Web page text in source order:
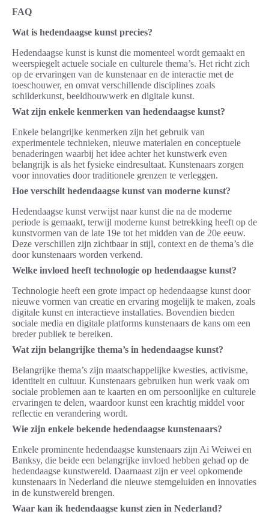
FAQ
Wat is hedendaagse kunst precies?
Hedendaagse kunst is kunst die momenteel wordt gemaakt en
weerspiegelt actuele sociale en culturele thema’s. Het richt zich
op de ervaringen van de kunstenaar en de interactie met de
toeschouwer, en omvat verschillende disciplines zoals
schilderkunst, beeldhouwwerk en digitale kunst.
Wat zijn enkele kenmerken van hedendaagse kunst?
Enkele belangrijke kenmerken zijn het gebruik van
experimentele technieken, nieuwe materialen en conceptuele
benaderingen waarbij het idee achter het kunstwerk even
belangrijk is als het fysieke eindresultaat. Kunstenaars zorgen
voor innovaties door traditionele grenzen te verleggen.
Hoe verschilt hedendaagse kunst van moderne kunst?
Hedendaagse kunst verwijst naar kunst die na de moderne
periode is gemaakt, terwijl moderne kunst betrekking heeft op de
kunstvormen van de late 19e tot het midden van de 20e eeuw.
Deze verschillen zijn zichtbaar in stijl, context en de thema’s die
door kunstenaars worden verkend.
Welke invloed heeft technologie op hedendaagse kunst?
Technologie heeft een grote impact op hedendaagse kunst door
nieuwe vormen van creatie en ervaring mogelijk te maken, zoals
digitale kunst en interactieve installaties. Bovendien bieden
sociale media en digitale platforms kunstenaars de kans om een
breder publiek te bereiken.
Wat zijn belangrijke thema’s in hedendaagse kunst?
Belangrijke thema’s zijn maatschappelijke kwesties, activisme,
identiteit en cultuur. Kunstenaars gebruiken hun werk vaak om
sociale problemen aan te kaarten en om persoonlijke en culturele
ervaringen te delen, waardoor kunst een krachtig middel voor
reflectie en verandering wordt.
Wie zijn enkele bekende hedendaagse kunstenaars?
Enkele prominente hedendaagse kunstenaars zijn Ai Weiwei en
Banksy, die beide een belangrijke invloed hebben gehad op de
hedendaagse kunstwereld. Daarnaast zijn er veel opkomende
kunstenaars in Nederland die nieuwe stemgeluiden en innovaties
in de kunstwereld brengen.
Waar kan ik hedendaagse kunst zien in Nederland?